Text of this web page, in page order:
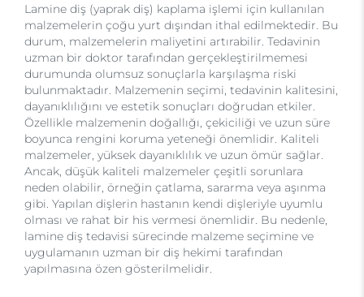
Lamine diş (yaprak diş) kaplama işlemi için kullanılan
malzemelerin çoğu yurt dışından ithal edilmektedir. Bu
durum, malzemelerin maliyetini artırabilir. Tedavinin
uzman bir doktor tarafından gerçekleştirilmemesi
durumunda olumsuz sonuçlarla karşılaşma riski
bulunmaktadır. Malzemenin seçimi, tedavinin kalitesini,
dayanıklılığını ve estetik sonuçları doğrudan etkiler.
Özellikle malzemenin doğallığı, çekiciliği ve uzun süre
boyunca rengini koruma yeteneği önemlidir. Kaliteli
malzemeler, yüksek dayanıklılık ve uzun ömür sağlar.
Ancak, düşük kaliteli malzemeler çeşitli sorunlara
neden olabilir, örneğin çatlama, sararma veya aşınma
gibi. Yapılan dişlerin hastanın kendi dişleriyle uyumlu
olması ve rahat bir his vermesi önemlidir. Bu nedenle,
lamine diş tedavisi sürecinde malzeme seçimine ve
uygulamanın uzman bir diş hekimi tarafından
yapılmasına özen gösterilmelidir.